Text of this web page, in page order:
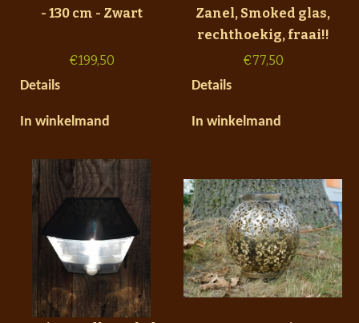
- 130 cm - Zwart
€199,50
Details
In winkelmand
Zanel, Smoked glas,
rechthoekig, fraai!!
€77,50
Details
In winkelmand